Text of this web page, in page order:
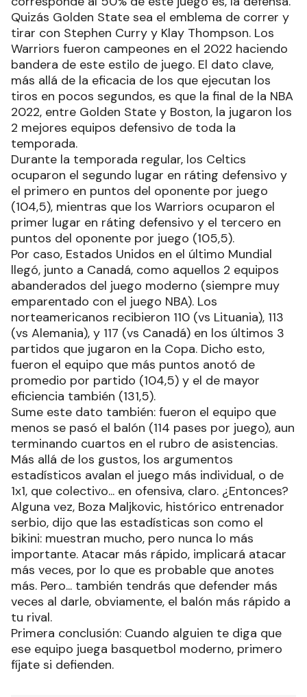
Quizás Golden State sea el emblema de correr y
tirar con Stephen Curry y Klay Thompson. Los
Warriors fueron campeones en el 2022 haciendo
bandera de este estilo de juego. El dato clave,
más allá de la eficacia de los que ejecutan los
tiros en pocos segundos, es que la final de la NBA
2022, entre Golden State y Boston, la jugaron los
2 mejores equipos defensivo de toda la
temporada.
Durante la temporada regular, los Celtics
ocuparon el segundo lugar en ráting defensivo y
el primero en puntos del oponente por juego
(104,5), mientras que los Warriors ocuparon el
primer lugar en ráting defensivo y el tercero en
puntos del oponente por juego (105,5).
Por caso, Estados Unidos en el último Mundial
llegó, junto a Canadá, como aquellos 2 equipos
abanderados del juego moderno (siempre muy
emparentado con el juego NBA). Los
norteamericanos recibieron 110 (vs Lituania), 113
(vs Alemania), y 117 (vs Canadá) en los últimos 3
partidos que jugaron en la Copa. Dicho esto,
fueron el equipo que más puntos anotó de
promedio por partido (104,5) y el de mayor
eficiencia también (131,5).
Sume este dato también: fueron el equipo que
menos se pasó el balón (114 pases por juego), aun
terminando cuartos en el rubro de asistencias.
Más allá de los gustos, los argumentos
estadísticos avalan el juego más individual, o de
1x1, que colectivo... en ofensiva, claro. ¿Entonces?
Alguna vez, Boza Maljkovic, histórico entrenador
serbio, dijo que las estadísticas son como el
bikini: muestran mucho, pero nunca lo más
importante. Atacar más rápido, implicará atacar
más veces, por lo que es probable que anotes
más. Pero... también tendrás que defender más
veces al darle, obviamente, el balón más rápido a
tu rival.
Primera conclusión: Cuando alguien te diga que
ese equipo juega basquetbol moderno, primero
fíjate si defienden.